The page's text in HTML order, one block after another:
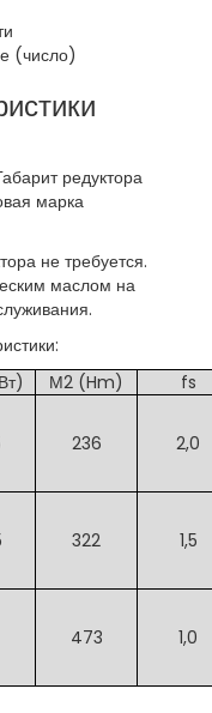
(число)
редуктора
марка
не требуется.
маслом на
М2 (Hm) fs
236 2,0
322 1,5
473 1,0